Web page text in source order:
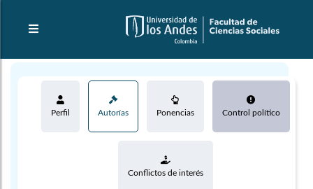
Perfil Autorías Ponencias Control político
Conflictos de interés